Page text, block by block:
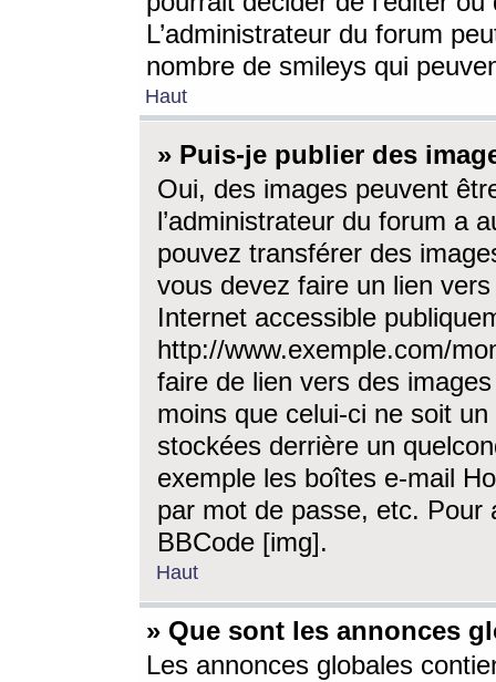
L’administrateur du forum
nombre de smileys qui
Haut
» Puis-je publier des
Oui, des images peuvent
l’administrateur du forum a
pouvez transférer des
vous devez faire un lien
Internet accessible
http://www.exemple.com/
faire de lien vers des
moins que celui-ci ne soit
stockées derrière un
exemple les boîtes e-mail
par mot de passe, etc. Pour
BBCode [img].
Haut
» Que sont les annonces
Les annonces globales